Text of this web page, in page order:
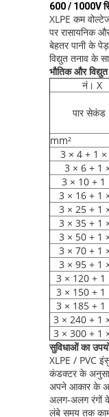
600 / 1000V
XLPE कम
पर रासायनिक
बेहतर पानी के
विद्युत तनाव के
भौतिक और
नं। X
पार
mm²
3 × 4 + 1
3 × 6 + 1
3 × 10 + 1
3 × 16 + 1
3 × 25 + 1
3 × 35 + 1
3 × 50 + 1
3 × 70 + 1
3 × 95 + 1
3 × 120 + 1
3 × 150 + 1
3 × 185 + 1
3 × 240 + 1
3 × 300 + 1
सुविधाओं का
XLPE / PVC
कंडक्टर के
अपने आकार के
अलग-अलग रंगों के
लंबे समय तक